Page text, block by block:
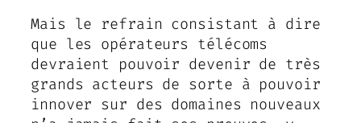
Mais le refrain consistant à dire
que les opérateurs télécoms
devraient pouvoir devenir de très
grands acteurs de sorte à pouvoir
innover sur des domaines nouveaux